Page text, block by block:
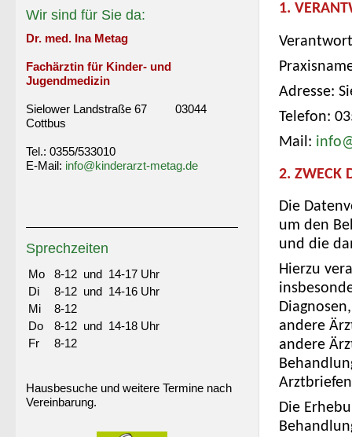
Wir sind für Sie da:
Dr. med. Ina Metag
Fachärztin für Kinder- und
Jugendmedizin
Sielower Landstraße 67 03044
Cottbus
Tel.: 0355/533010
E-Mail: info@kinderarzt-metag.de
Sprechzeiten
Mo
8-12 und 14-17 Uhr
Di
8-12 und 14-16 Uhr
Mi
8-12
Do
8-12 und 14-18 Uhr
Fr
8-12
Hausbesuche und weitere Termine nach
Vereinbarung.
1.
Adresse:
Telefon:
Mail:
2. ZWECK
Die
um den
und die
Hierzu
andere
andere
Die